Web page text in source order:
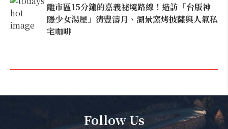
離市區15分鐘的嘉義祕境路線！造訪「台版神
隱少女湯屋」清豐濤月、湖景窯烤披薩與人氣私
宅咖啡
Follow Us